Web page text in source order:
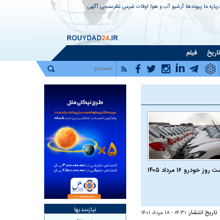
ما پیوندها آرشیو آب و هوا اوقات شرعی نظرسنجی آگهی
تاریخ فیلم
خودرو ۱۶ مرداد ۱۴۰۵
تاریخ انتشار: ۱۴:۳۱ - ۱۸ مرداد ۱۴۰۱ نیازمندیها